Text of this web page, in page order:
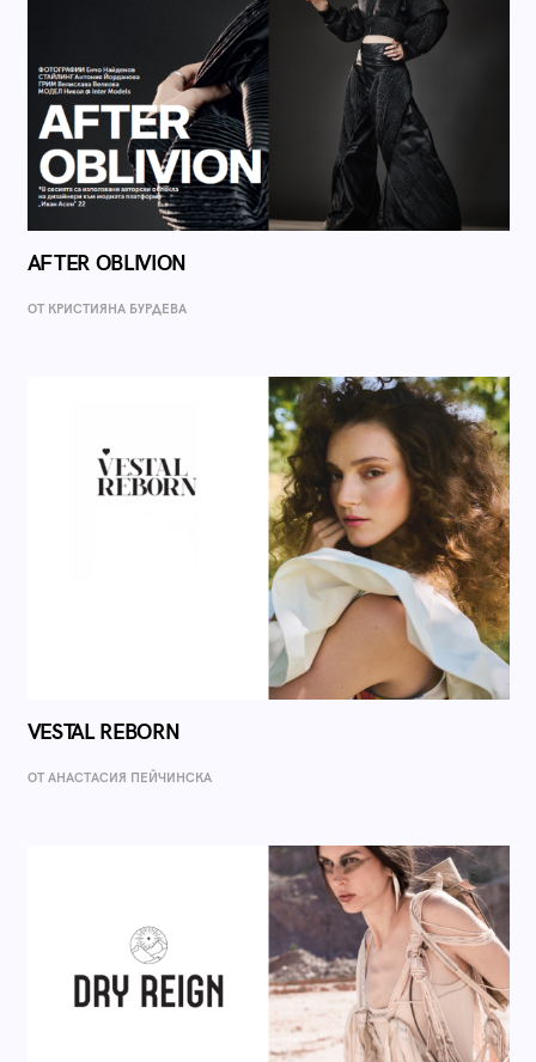
AFTER OBLIVION
ОТ КРИСТИЯНА БУРДЕВА
VESTAL REBORN
ОТ AНАСТАСИЯ ПЕЙЧИНСКА